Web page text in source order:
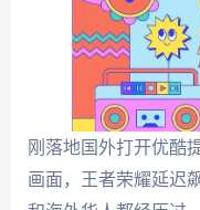
刚落地国外打开优酷
画面，王者荣耀延迟